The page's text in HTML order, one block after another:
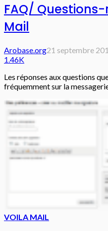
FAQ/
Mail
Arobase.org21 septembre
1.46K
Les réponses aux questions
fréquemment sur la
VOILA MAIL